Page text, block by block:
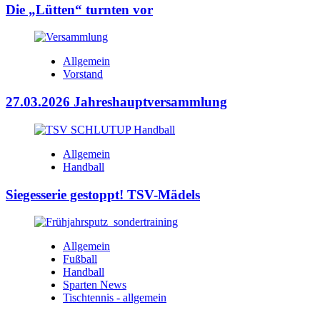
Die „Lütten“ turnten vor
Allgemein
Vorstand
27.03.2026 Jahreshauptversammlung
Allgemein
Handball
Siegesserie gestoppt! TSV-Mädels
Allgemein
Fußball
Handball
Sparten News
Tischtennis - allgemein